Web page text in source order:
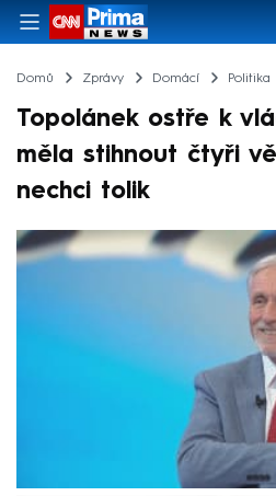
Domů Zprávy Domácí Politika
Topolánek ostře k
měla stihnout čtyři
nechci tolik